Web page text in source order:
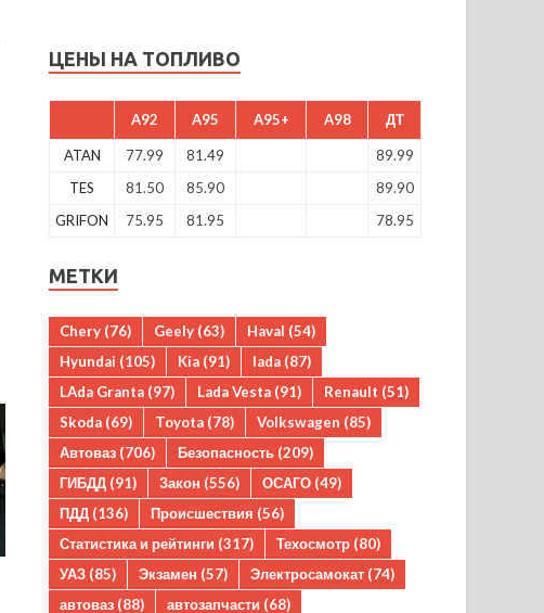
ЦЕНЫ НА ТОПЛИВО
A92 A95 A95+ A98 ДТ
ATAN 77.99 81.49
89.99
TES
81.50 85.90
89.90
GRIFON
75.95 81.95 78.95
МЕТКИ
Chery (76) Geely (63) Haval (54)
Hyundai (105) Kia (91) lada (87)
LAda Granta (97) Lada Vesta (91) Renault (51)
Skoda (69) Toyota (78) Volkswagen (85)
Автоваз (706) Безопасность (209)
ГИБДД (91) Закон (556) ОСАГО (49)
ПДД (136) Происшествия (56)
Статистика и рейтинги (317) Техосмотр (80)
УАЗ (85) Экзамен (57) Электросамокат (74)
автоваз (88) автозапчасти (68)